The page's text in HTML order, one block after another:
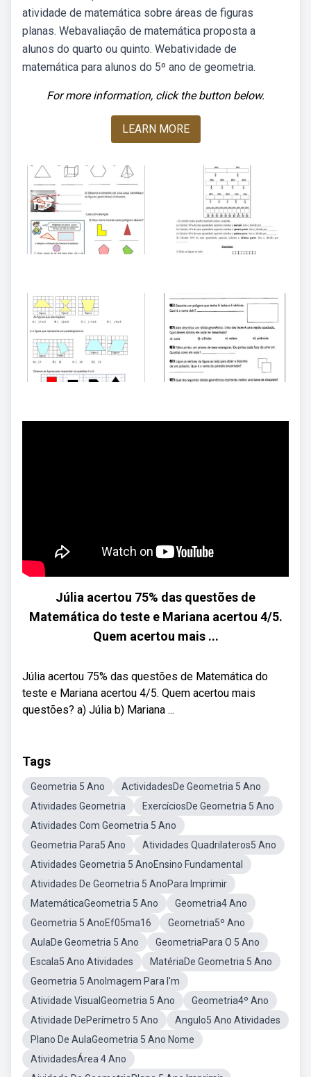
atividade de matemática sobre áreas de figuras
planas. Webavaliação de matemática proposta a
alunos do quarto ou quinto. Webatividade de
matemática para alunos do 5º ano de geometria.
For more information, click the button below.
LEARN MORE
Júlia acertou 75% das questões de
Matemática do teste e Mariana acertou 4/5.
Quem acertou mais ...
Júlia acertou 75% das questões de Matemática do
teste e Mariana acertou 4/5. Quem acertou mais
questões? a) Júlia b) Mariana ...
Tags
Geometria 5 Ano
ActividadesDe Geometria 5 Ano
Atividades Geometria
ExercíciosDe Geometria 5 Ano
Atividades Com Geometria 5 Ano
Geometria Para5 Ano
Atividades Quadrilateros5 Ano
Atividades Geometria 5 AnoEnsino Fundamental
Atividades De Geometria 5 AnoPara Imprimir
MatemáticaGeometria 5 Ano
Geometria4 Ano
Geometria 5 AnoEf05ma16
Geometria5º Ano
AulaDe Geometria 5 Ano
GeometriaPara O 5 Ano
Escala5 Ano Atividades
MatériaDe Geometria 5 Ano
Geometria 5 AnoImagem Para I'm
Atividade VisualGeometria 5 Ano
Geometria4º Ano
Atividade DePerímetro 5 Ano
Angulo5 Ano Atividades
Plano De AulaGeometria 5 Ano Nome
AtividadesÁrea 4 Ano